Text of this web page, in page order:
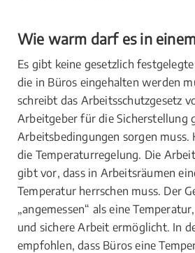
Wie warm darf es in
Es gibt keine gesetzlich
die in Büros eingehalten werden
schreibt das Arbeitsschutzgesetz
Arbeitgeber für die Sicherstellung
Arbeitsbedingungen sorgen muss.
die Temperaturregelung. Die
gibt vor, dass in Arbeitsräumen
Temperatur herrschen muss. Der
„angemessen“ als eine
und sichere Arbeit ermöglicht. In
empfohlen, dass Büros eine